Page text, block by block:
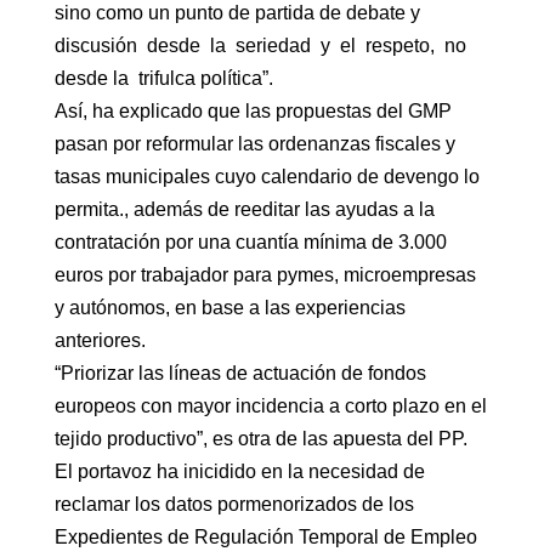
sino como un punto de partida de debate y
discusión desde la seriedad y el respeto, no
desde la trifulca política”.
Así, ha explicado que las propuestas del GMP
pasan por reformular las ordenanzas fiscales y
tasas municipales cuyo calendario de devengo lo
permita., además de reeditar las ayudas a la
contratación por una cuantía mínima de 3.000
euros por trabajador para pymes, microempresas
y autónomos, en base a las experiencias
anteriores.
“Priorizar las líneas de actuación de fondos
europeos con mayor incidencia a corto plazo en el
tejido productivo”, es otra de las apuesta del PP.
El portavoz ha inicidido en la necesidad de
reclamar los datos pormenorizados de los
Expedientes de Regulación Temporal de Empleo